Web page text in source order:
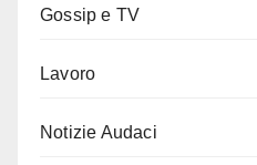
Gossip e TV
Lavoro
Notizie Audaci